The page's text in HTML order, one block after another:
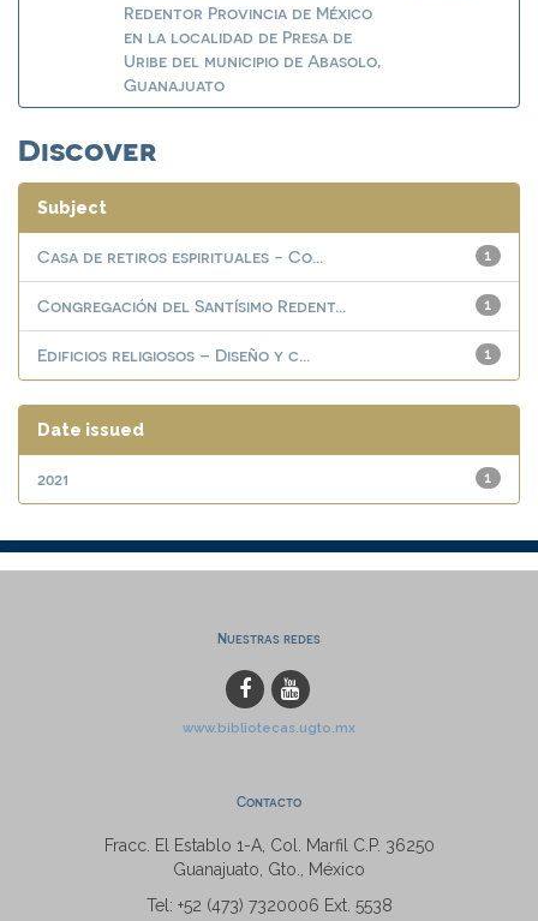
Redentor Provincia de México
en la localidad de Presa de
Uribe del municipio de Abasolo,
Guanajuato
Discover
Subject
1
Casa de retiros espirituales - Co...
1
Congregación del Santísimo Redent...
1
Edificios religiosos – Diseño y c...
Date issued
1
2021
Nuestras redes
www.bibliotecas.ugto.mx
Contacto
Fracc. El Establo 1-A, Col. Marfil C.P. 36250
Guanajuato, Gto., México
Tel: +52 (473) 7320006 Ext. 5538